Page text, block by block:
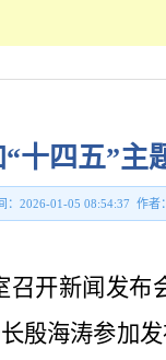
十四五”主
：2026-01-05 08:54:37 作
开新闻发布
殷海涛参加